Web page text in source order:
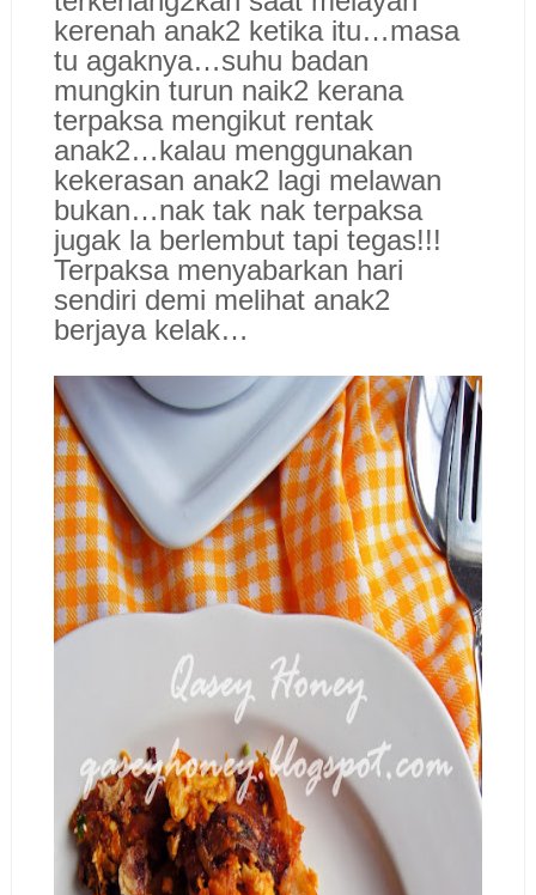
kerenah anak2 ketika itu…masa
tu agaknya…suhu badan
mungkin turun naik2 kerana
terpaksa mengikut rentak
anak2…kalau menggunakan
kekerasan anak2 lagi melawan
bukan…nak tak nak terpaksa
jugak la berlembut tapi tegas!!!
Terpaksa menyabarkan hari
sendiri demi melihat anak2
berjaya kelak…